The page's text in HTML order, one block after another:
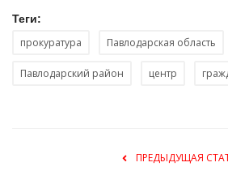
Теги:
прокуратура Павлодарская область
Павлодарский район центр
ПРЕДЫДУЩАЯ